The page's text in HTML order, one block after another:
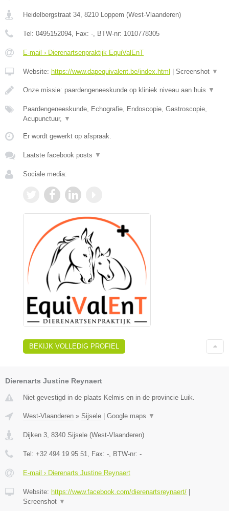
Heidelbergstraat 34, 8210 Loppem (West-Vlaanderen)
Tel: 0495152094, Fax: -, BTW-nr: 1010778305
E-mail › Dierenartsenpraktijk EquiValEnT
Website: https://www.dapequivalent.be/index.html Screenshot ▼
Onze missie: paardengeneeskunde op kliniek niveau aan huis ▼
Paardengeneeskunde, Echografie, Endoscopie, Gastroscopie,
Acupunctuur, ▼
Er wordt gewerkt op afspraak.
Laatste facebook posts ▼
Sociale media:
BEKIJK VOLLEDIG PROFIEL
Dierenarts Justine Reynaert
Niet gevestigd in de plaats Kelmis en in de provincie Luik.
West-Vlaanderen » Sijsele Google maps ▼
Dijken 3, 8340 Sijsele (West-Vlaanderen)
Tel: +32 494 19 95 51, Fax: -, BTW-nr: -
E-mail › Dierenarts Justine Reynaert
Website: https://www.facebook.com/dierenartsreynaert/
Screenshot ▼